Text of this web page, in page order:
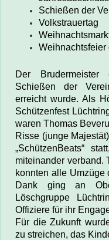
Schießen der
Volkstrauertag
Weihnachtsfeier
Der
Schießen der
erreicht wurde.Als
Schützenfest
waren Thomas
Risse (junge
„SchützenBeats“
miteinander verband.
konnten alle Umzüge
Dank ging an
Löschgruppe
Offiziere für ihr
Für die Zukunft
zu streichen, das